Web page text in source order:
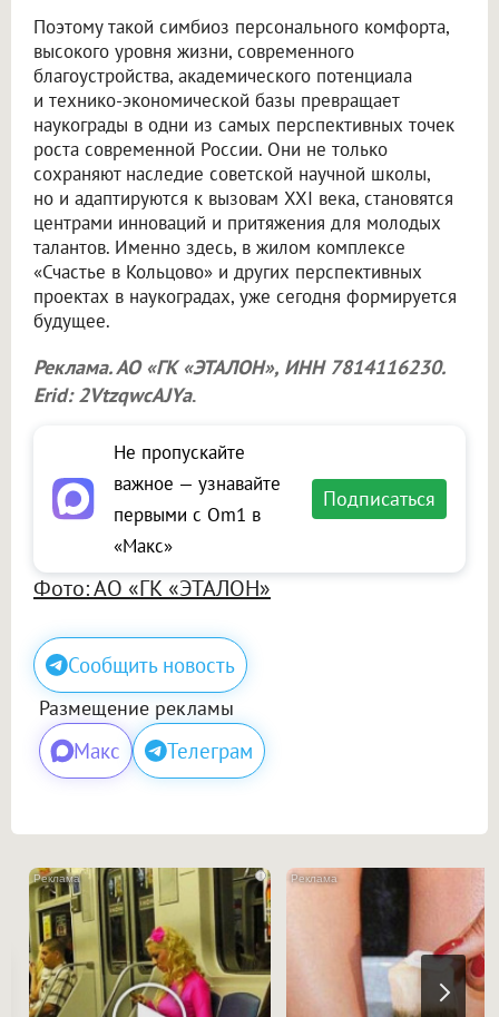
Поэтому такой симбиоз персонального комфорта,
высокого уровня жизни, современного
благоустройства, академического потенциала
и технико-экономической базы превращает
наукограды в одни из самых перспективных точек
роста современной России. Они не только
сохраняют наследие советской научной школы,
но и адаптируются к вызовам XXI века, становятся
центрами инноваций и притяжения для молодых
талантов. Именно здесь, в жилом комплексе
«Счастье в Кольцово» и других перспективных
проектах в наукоградах, уже сегодня формируется
будущее.
Реклама. АО «ГК «ЭТАЛОН», ИНН 7814116230.
Erid: 2VtzqwcAJYa.
Не пропускайте
важное — узнавайте
первыми с Om1 в
«Макс»
Подписаться
Фото: АО «ГК «ЭТАЛОН»
Сообщить новость
Размещение рекламы
Макс Телеграм
i